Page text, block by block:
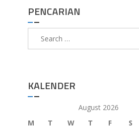
PENCARIAN
KALENDER
August 2026
M
T W T F S